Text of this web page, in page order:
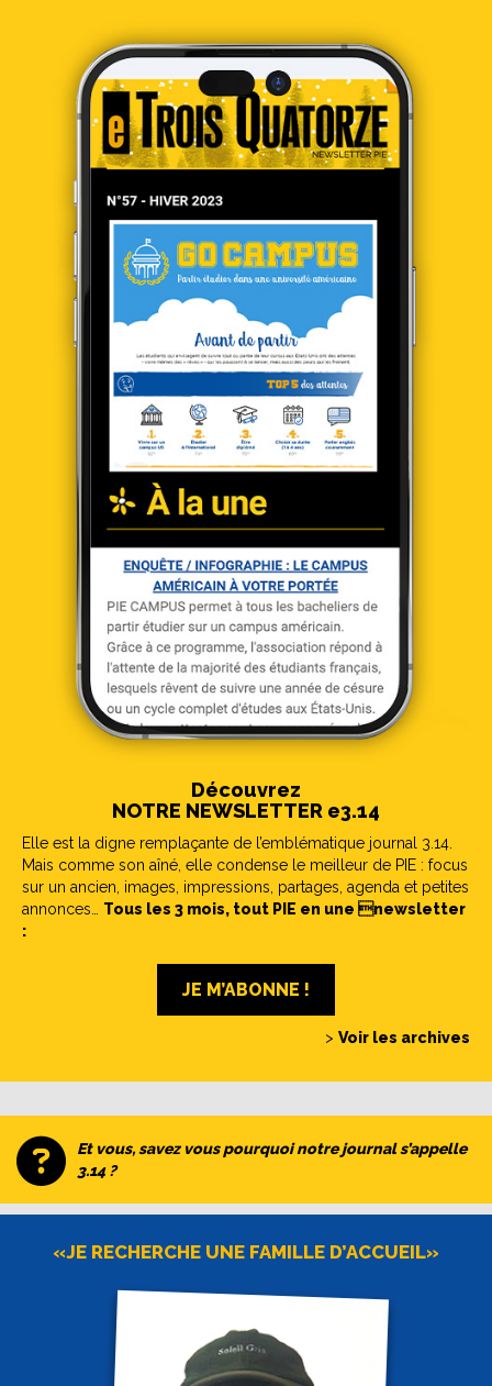
Découvrez
NOTRE NEWSLETTER e3.14
Elle est la digne remplaçante de l’emblématique journal 3.14.
Mais comme son aîné, elle condense le meilleur de PIE : focus
sur un ancien, images, impressions, partages, agenda et petites
annonces… Tous les 3 mois, tout PIE en une newsletter
:
JE M’ABONNE !
> Voir les archives
Et vous, savez vous pourquoi notre journal s’appelle
3.14 ?
«JE RECHERCHE UNE FAMILLE D’ACCUEIL»